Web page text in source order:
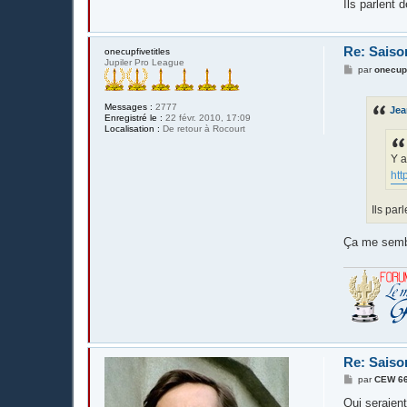
Ils parlent
onecupfivetitles
Jupiler Pro League
Messages : 2777
Enregistré le : 22 févr. 2010, 17:09
Localisation : De retour à Rocourt
Re:
Mpar
Y
Ils
Ça me
Re:
M
s
parCEW
Qui